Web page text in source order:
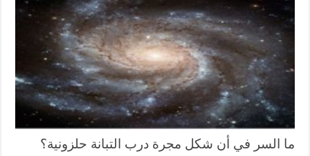
ما السر في أن شكل مجرة درب التبانة حلزونية؟